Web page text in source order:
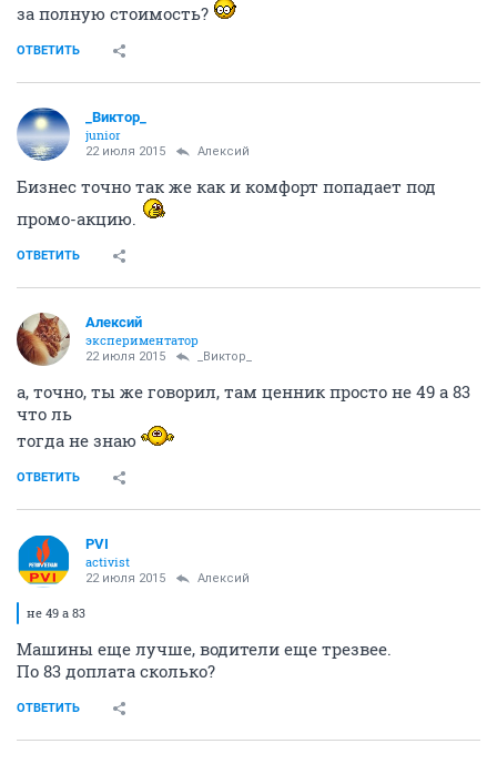
за полную стоимость?
ОТВЕТИТЬ
_Виктор_
juniоr
22 июля 2015 Алексий
Бизнес точно так же как и комфорт попадает под
промо-акцию.
ОТВЕТИТЬ
Алексий
экспериментатор
22 июля 2015 _Виктор_
а, точно, ты же говорил, там ценник просто не 49 а 83
что ль
тогда не знаю
ОТВЕТИТЬ
PVI
activist
22 июля 2015 Алексий
не 49 а 83
Машины еще лучше, водители еще трезвее.
По 83 доплата сколько?
ОТВЕТИТЬ